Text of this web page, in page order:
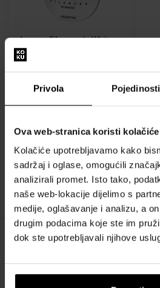
Privola Pojedinosti
Ova web-stranica koristi kolačiće
Kolačiće upotrebljavamo kako
sadržaj i oglase, omogućili
analizirali promet. Isto tako,
naše web-lokacije dijelimo s
medije, oglašavanje i analizu, a
drugim podacima koje ste im
dok ste upotrebljavali njihove
Jacomo Silences In White
Parfemska voda
100ml - Parfemske vode -
30,00 €
:
1
O nama